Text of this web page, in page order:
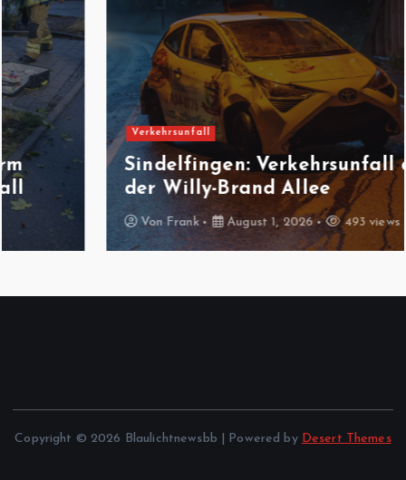
Verkehrsunfall
Sindelfingen: Verkehrsunfall auf
der Willy-Brand Allee
VonFrank August 1, 2026 493 views
Copyright © 2026 Blaulichtnewsbb | Powered by Desert Themes